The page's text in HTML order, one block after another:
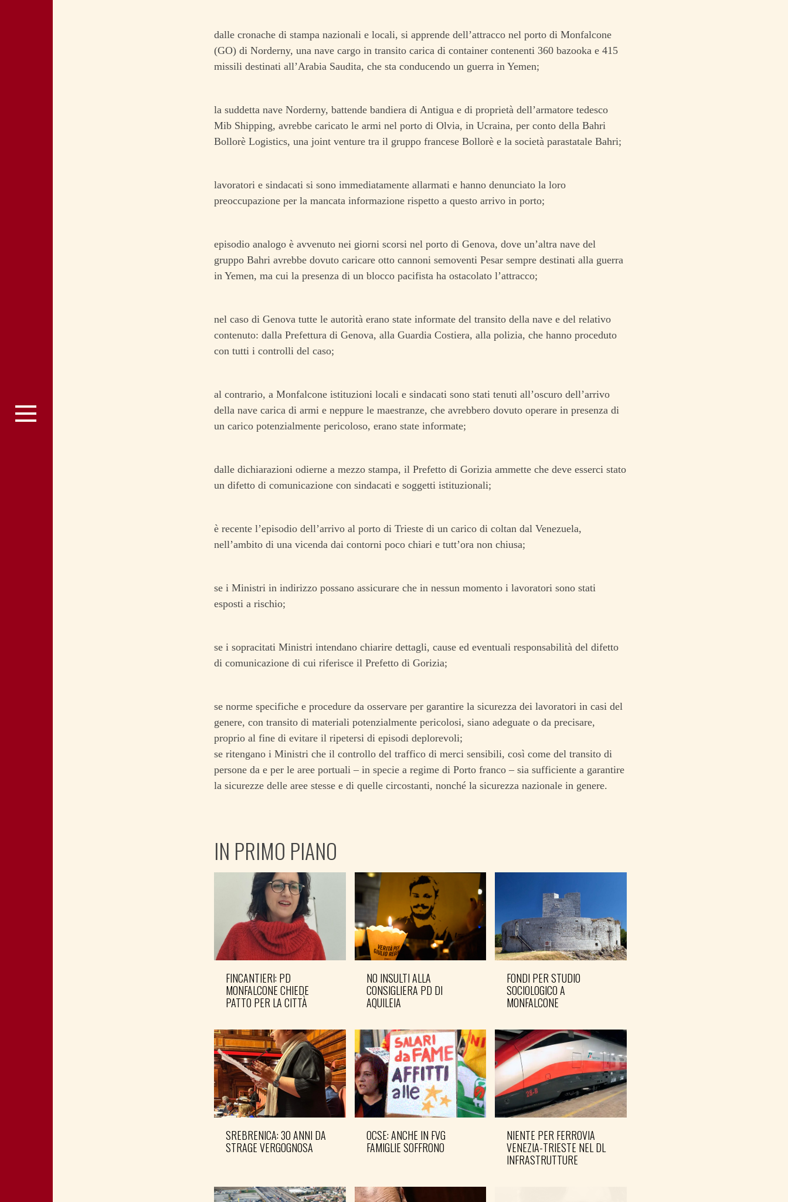
dalle cronache di stampa nazionali e locali, si apprende dell’attracco nel porto di Monfalcone
(GO) di Norderny, una nave cargo in transito carica di container contenenti 360 bazooka e 415
missili destinati all’Arabia Saudita, che sta conducendo un guerra in Yemen;
la suddetta nave Norderny, battende bandiera di Antigua e di proprietà dell’armatore tedesco
Mib Shipping, avrebbe caricato le armi nel porto di Olvia, in Ucraina, per conto della Bahri
Bollorè Logistics, una joint venture tra il gruppo francese Bollorè e la società parastatale Bahri;
lavoratori e sindacati si sono immediatamente allarmati e hanno denunciato la loro
preoccupazione per la mancata informazione rispetto a questo arrivo in porto;
episodio analogo è avvenuto nei giorni scorsi nel porto di Genova, dove un’altra nave del
gruppo Bahri avrebbe dovuto caricare otto cannoni semoventi Pesar sempre destinati alla guerra
in Yemen, ma cui la presenza di un blocco pacifista ha ostacolato l’attracco;
nel caso di Genova tutte le autorità erano state informate del transito della nave e del relativo
contenuto: dalla Prefettura di Genova, alla Guardia Costiera, alla polizia, che hanno proceduto
con tutti i controlli del caso;
al contrario, a Monfalcone istituzioni locali e sindacati sono stati tenuti all’oscuro dell’arrivo
della nave carica di armi e neppure le maestranze, che avrebbero dovuto operare in presenza di
un carico potenzialmente pericoloso, erano state informate;
dalle dichiarazioni odierne a mezzo stampa, il Prefetto di Gorizia ammette che deve esserci stato
un difetto di comunicazione con sindacati e soggetti istituzionali;
è recente l’episodio dell’arrivo al porto di Trieste di un carico di coltan dal Venezuela,
nell’ambito di una vicenda dai contorni poco chiari e tutt’ora non chiusa;
se i Ministri in indirizzo possano assicurare che in nessun momento i lavoratori sono stati
esposti a rischio;
se i sopracitati Ministri intendano chiarire dettagli, cause ed eventuali responsabilità del difetto
di comunicazione di cui riferisce il Prefetto di Gorizia;
se norme specifiche e procedure da osservare per garantire la sicurezza dei lavoratori in casi del
genere, con transito di materiali potenzialmente pericolosi, siano adeguate o da precisare,
proprio al fine di evitare il ripetersi di episodi deplorevoli;
se ritengano i Ministri che il controllo del traffico di merci sensibili, così come del transito di
persone da e per le aree portuali – in specie a regime di Porto franco – sia sufficiente a garantire
la sicurezze delle aree stesse e di quelle circostanti, nonché la sicurezza nazionale in genere.
IN PRIMO PIANO
FINCANTIERI: PD
MONFALCONE CHIEDE
PATTO PER LA CITTÀ
NO INSULTI ALLA
CONSIGLIERA PD DI
AQUILEIA
FONDI PER STUDIO
SOCIOLOGICO A
MONFALCONE
SREBRENICA: 30 ANNI DA
STRAGE VERGOGNOSA
OCSE: ANCHE IN FVG
FAMIGLIE SOFFRONO
NIENTE PER FERROVIA
VENEZIA-TRIESTE NEL DL
INFRASTRUTTURE